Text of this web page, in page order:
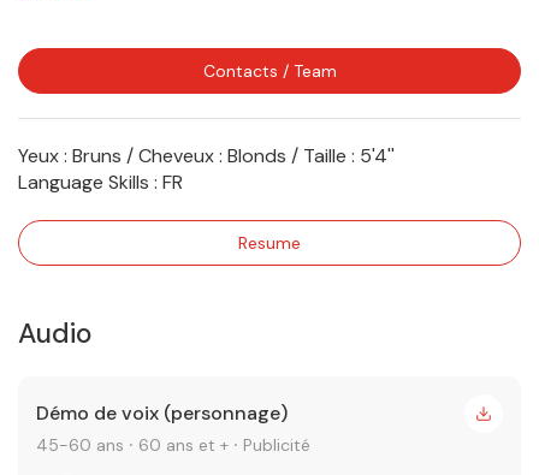
Contacts / Team
Yeux : Bruns / Cheveux : Blonds / Taille : 5'4''
Language Skills : FR
Resume
Audio
Démo de voix (personnage)
45-60 ans ⸱ 60 ans et + ⸱ Publicité